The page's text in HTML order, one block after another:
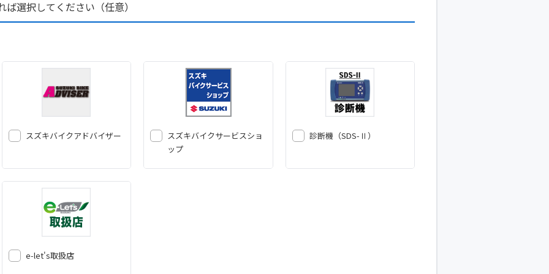
選択してください（任意）
スズキバイクアドバイザー
スズキバイクサービスショ
ップ
診断機（SDS-Ⅱ）
e-let's取扱店